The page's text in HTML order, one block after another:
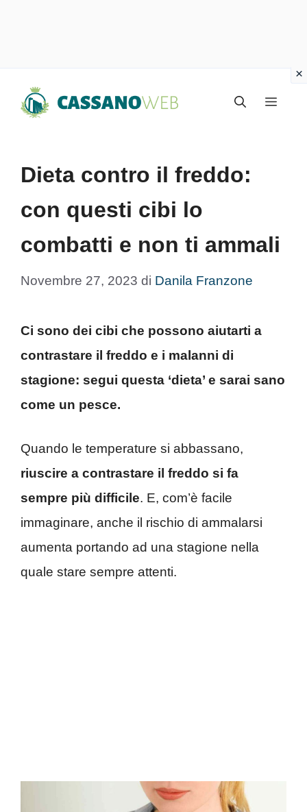
Menu
Dieta contro il freddo:
con questi cibi lo
combatti e non ti ammali
Novembre 27, 2023 di Danila Franzone
Ci sono dei cibi che possono aiutarti a
contrastare il freddo e i malanni di
stagione: segui questa ‘dieta’ e sarai sano
come un pesce.
Quando le temperature si abbassano,
riuscire a contrastare il freddo si fa
sempre più difficile. E, com’è facile
immaginare, anche il rischio di ammalarsi
aumenta portando ad una stagione nella
quale stare sempre attenti.